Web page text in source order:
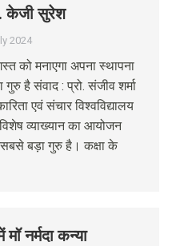
केजी सुरेश
2024
को मनाएगा अपना स्थापना
है संवाद : प्रो. संजीव शर्मा
एवं संचार विश्वविद्यालय
व्याख्यान का आयोजन
बड़ा गुरु है। कक्षा के
नर्मदा कन्‍या